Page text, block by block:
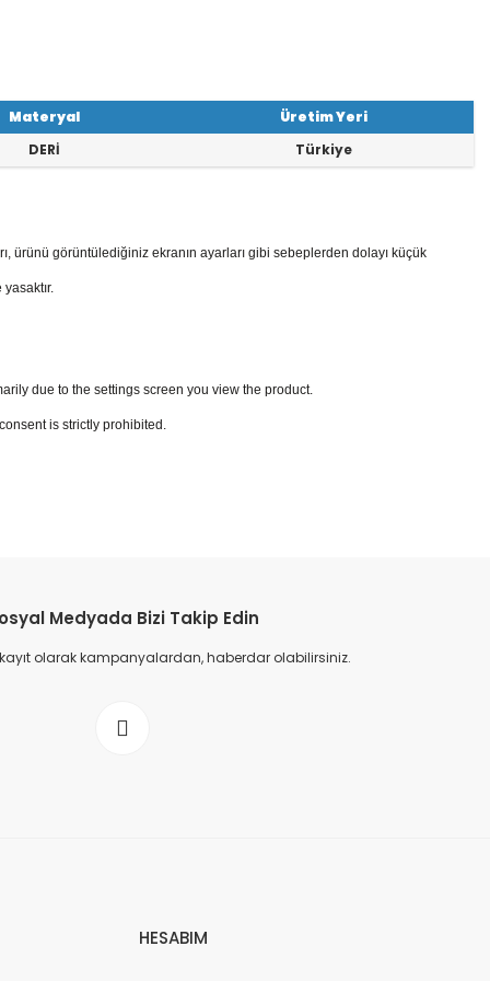
Materyal
Üretim Yeri
DERİ Türkiye
ürünü görüntülediğiniz ekranın ayarları gibi sebeplerden dolayı küçük
due to the settings screen you view the product.
is strictly prohibited.
Medyada Bizi Takip Edin
olarak kampanyalardan, haberdar olabilirsiniz.
HESABIM